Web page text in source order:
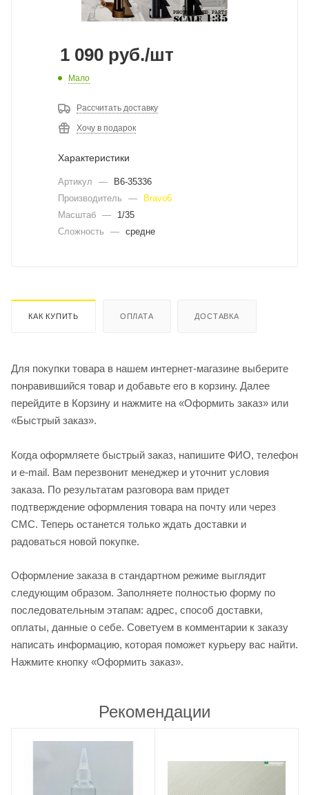
1 090 руб./шт
Мало
Рассчитать доставку
Хочу в подарок
Характеристики
Артикул —
B6-35336
Производитель
—
Bravo6
Масштаб —
1/35
Сложность
— средне
КАК КУПИТЬ ОПЛАТА ДОСТАВКА
Для покупки товара в нашем интернет-магазине выберите
понравившийся товар и добавьте его в корзину. Далее
перейдите в Корзину и нажмите на «Оформить заказ» или
«Быстрый заказ».
Когда оформляете быстрый заказ, напишите ФИО, телефон
и e-mail. Вам перезвонит менеджер и уточнит условия
заказа. По результатам разговора вам придет
подтверждение оформления товара на почту или через
СМС. Теперь останется только ждать доставки и
радоваться новой покупке.
Оформление заказа в стандартном режиме выглядит
следующим образом. Заполняете полностью форму по
последовательным этапам: адрес, способ доставки,
оплаты, данные о себе. Советуем в комментарии к заказу
написать информацию, которая поможет курьеру вас найти.
Нажмите кнопку «Оформить заказ».
Рекомендации